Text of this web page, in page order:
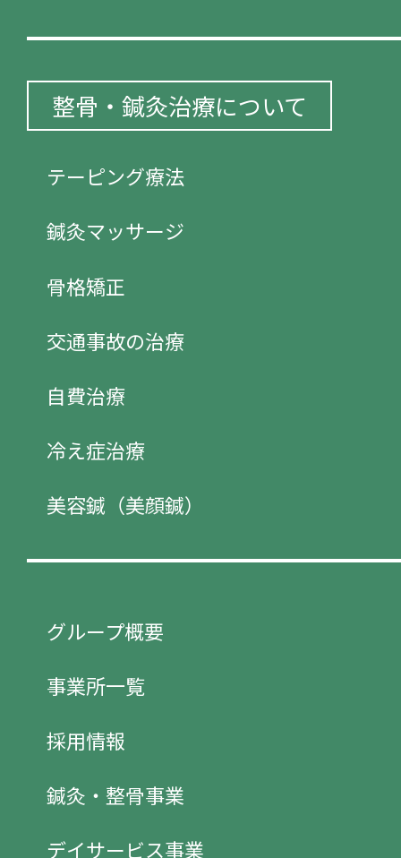
整骨・鍼灸治療について
テーピング療法
鍼灸マッサージ
骨格矯正
交通事故の治療
自費治療
冷え症治療
美容鍼（美顔鍼）
グループ概要
事業所一覧
採用情報
鍼灸・整骨事業
デイサービス事業